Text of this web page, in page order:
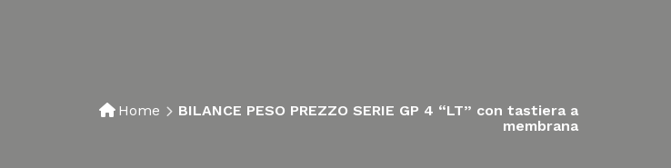
Home
BILANCE PESO PREZZO SERIE GP 4 “LT” con tastiera a
membrana